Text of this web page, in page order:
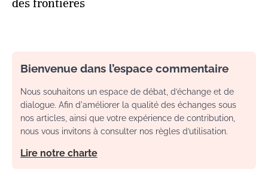
des frontières
Bienvenue dans l’espace commentaire
Nous souhaitons un espace de débat, d’échange et de
dialogue. Afin d'améliorer la qualité des échanges sous
nos articles, ainsi que votre expérience de contribution,
nous vous invitons à consulter nos règles d’utilisation.
Lire notre charte